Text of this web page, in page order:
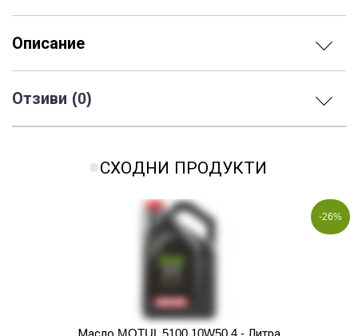
Описание
Отзиви (0)
СХОДНИ ПРОДУКТИ
-26%
Масло MOTUL 5100 10W50 4 - Литра